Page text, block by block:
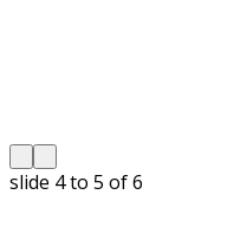
slide 5 to 6 of 6